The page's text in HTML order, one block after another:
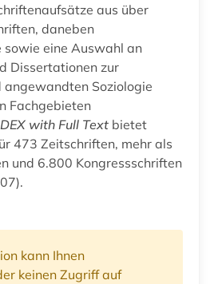
aus über
daneben
sowie eine Auswahl an
Dissertationen zur
angewandten Soziologie
Fachgebieten
with Full Text bietet
473 Zeitschriften, mehr als
und 6.800 Kongressschriften
kann Ihnen
keinen Zugriff auf